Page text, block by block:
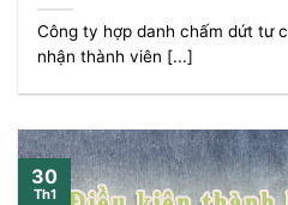
Công ty hợp danh chấm dứt tư
nhận thành viên [...]
30
Th1